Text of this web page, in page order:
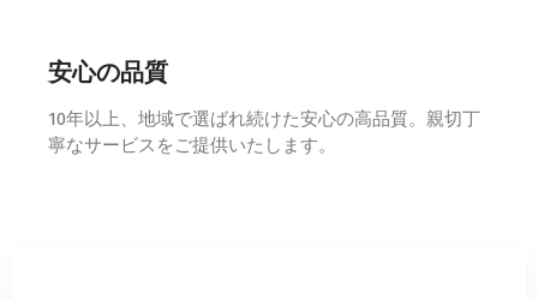
安心の品質
10年以上、地域で選ばれ続けた安心の高品質。親切丁
寧なサービスをご提供いたします。